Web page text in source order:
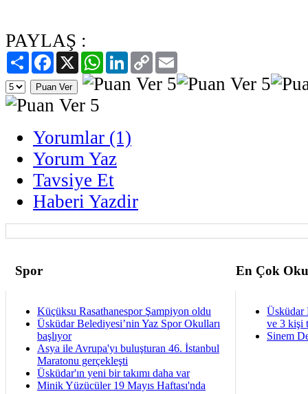
PAYLAŞ :
PaylaşFacebook
X WhatsAppLinkedIn
Copy
Link
Yorumlar (1)
Yorum Yaz
Tavsiye Et
Haberi Yazdir
Spor En Çok
Küçüksu Rasathanespor Şampiyon oldu
Üsküdar Belediyesi’nin Yaz Spor Okulları
başlıyor
Asya ile Avrupa'yı buluşturan 46. İstanbul
Maratonu gerçekleşti
Üsküdar'ın yeni bir takımı daha var
Minik Yüzücüler 19 Mayıs Haftası'nda
Üsküdar
ve 3 kişi
Sinem